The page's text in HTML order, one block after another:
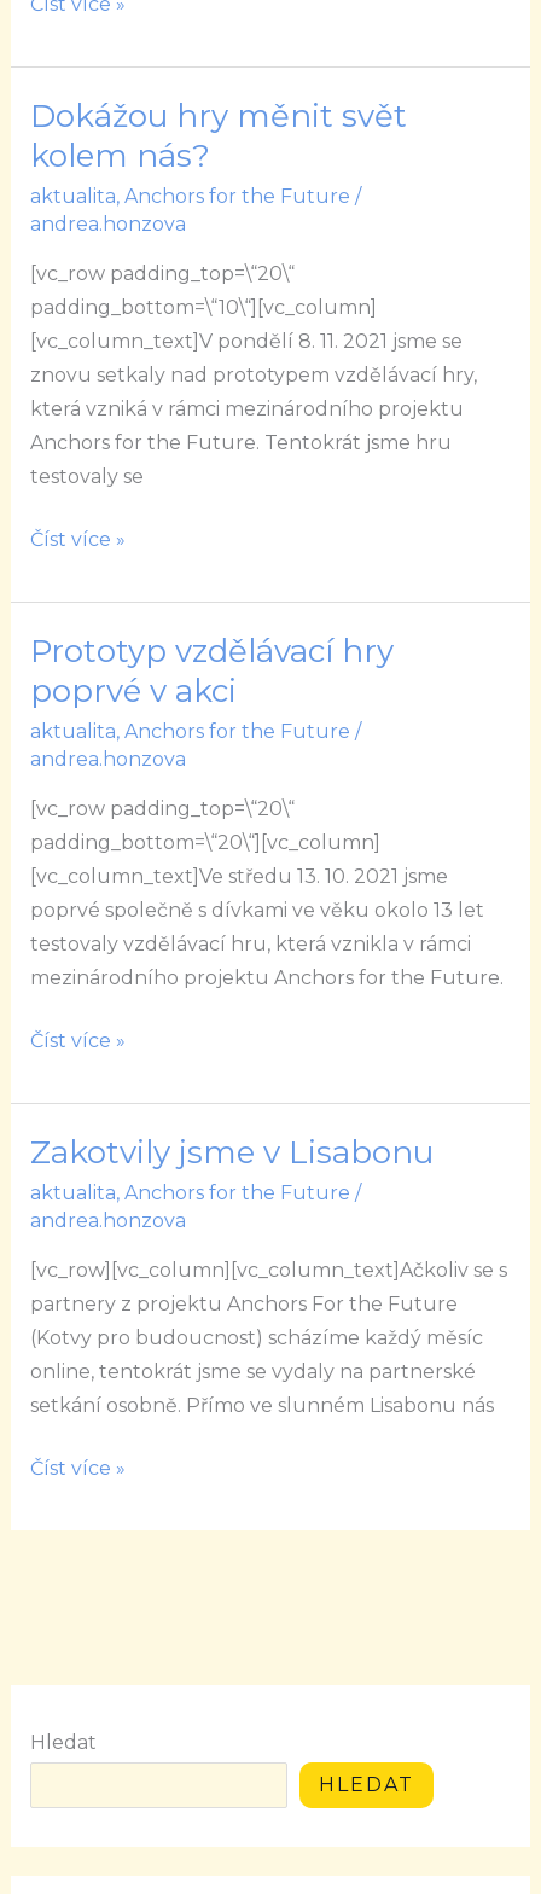
Dokážou hry měnit svět
kolem nás?
aktualita, Anchors for the Future /
andrea.honzova
[vc_row padding_top=\“20\“
padding_bottom=\“10\“][vc_column]
[vc_column_text]V pondělí 8. 11. 2021 jsme se
znovu setkaly nad prototypem vzdělávací hry,
která vzniká v rámci mezinárodního projektu
Anchors for the Future. Tentokrát jsme hru
testovaly se
Dokážou
hry
svět
nás?
Číst více »
Prototyp vzdělávací hry
poprvé v akci
aktualita, Anchors for the Future /
andrea.honzova
[vc_row padding_top=\“20\“
padding_bottom=\“20\“][vc_column]
[vc_column_text]Ve středu 13. 10. 2021 jsme
poprvé společně s dívkami ve věku okolo 13 let
testovaly vzdělávací hru, která vznikla v rámci
mezinárodního projektu Anchors for the Future.
Prototyp
vzdělávací
hry
poprvé
akci
Číst více »
Zakotvily jsme v Lisabonu
aktualita, Anchors for the Future /
andrea.honzova
[vc_row][vc_column][vc_column_text]Ačkoliv se s
partnery z projektu Anchors For the Future
(Kotvy pro budoucnost) scházíme každý měsíc
online, tentokrát jsme se vydaly na partnerské
setkání osobně. Přímo ve slunném Lisabonu nás
Zakotvily
jsme
v
Číst více »
Hledat
HLEDAT